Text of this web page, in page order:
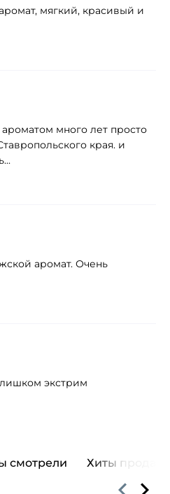
мягкий, красивый и
много лет просто
края. и
аромат. Очень
экстрим
смотрели Хиты продаж